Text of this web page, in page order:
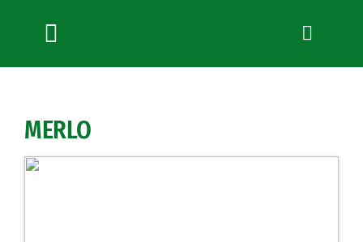
Toggle
Navigation
News
Bandi
MERLO